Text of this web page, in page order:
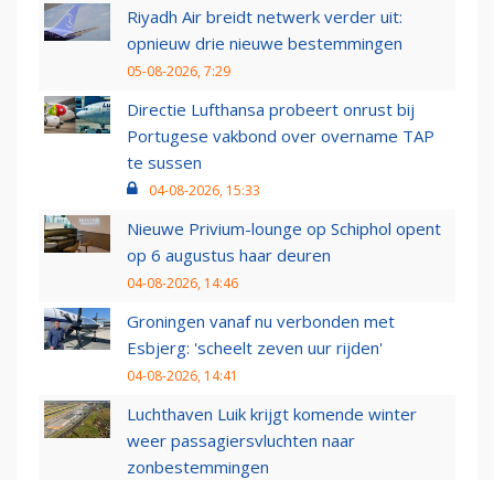
Riyadh Air breidt netwerk verder uit:
opnieuw drie nieuwe bestemmingen
05-08-2026, 7:29
Directie Lufthansa probeert onrust bij
Portugese vakbond over overname TAP
te sussen
04-08-2026, 15:33
Nieuwe Privium-lounge op Schiphol opent
op 6 augustus haar deuren
04-08-2026, 14:46
Groningen vanaf nu verbonden met
Esbjerg: 'scheelt zeven uur rijden'
04-08-2026, 14:41
Luchthaven Luik krijgt komende winter
weer passagiersvluchten naar
zonbestemmingen